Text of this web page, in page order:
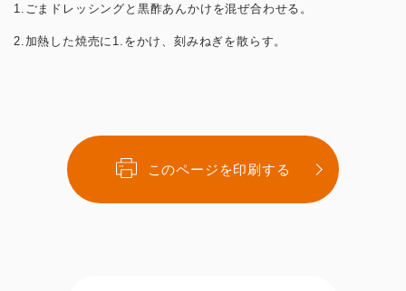
1.ごまドレッシングと黒酢あんかけを混ぜ合わせる。
2.加熱した焼売に1.をかけ、刻みねぎを散らす。
このページを印刷する